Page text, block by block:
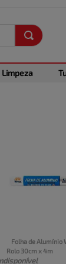
Limpeza
Folha de Alumínio
Rolo 30cm x 4m